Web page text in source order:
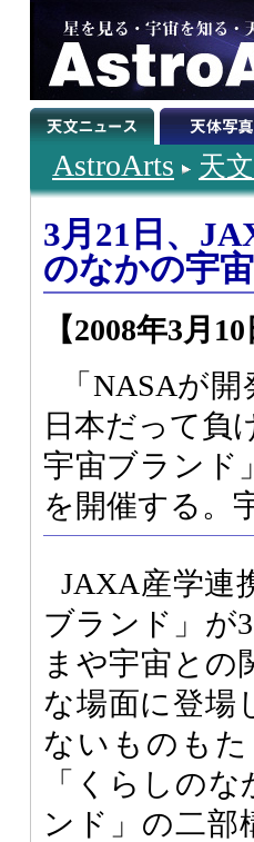
AstroArts 天
3月21日、
のなかの宇
【2008年3月10
「NASAが
日本だって負
宇宙ブランド
を開催する。
JAXA産学連
ブランド」が
まや宇宙との
な場面に登場
ないものも
「くらしの
ンド」の二部